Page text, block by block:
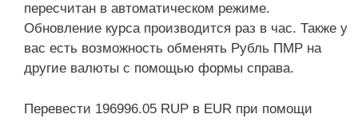
пересчитан в автоматическом режиме.
Обновление курса производится раз в час. Также у
вас есть возможность обменять Рубль ПМР на
другие валюты с помощью формы справа.
Перевести 196996.05 RUP в EUR при помощи